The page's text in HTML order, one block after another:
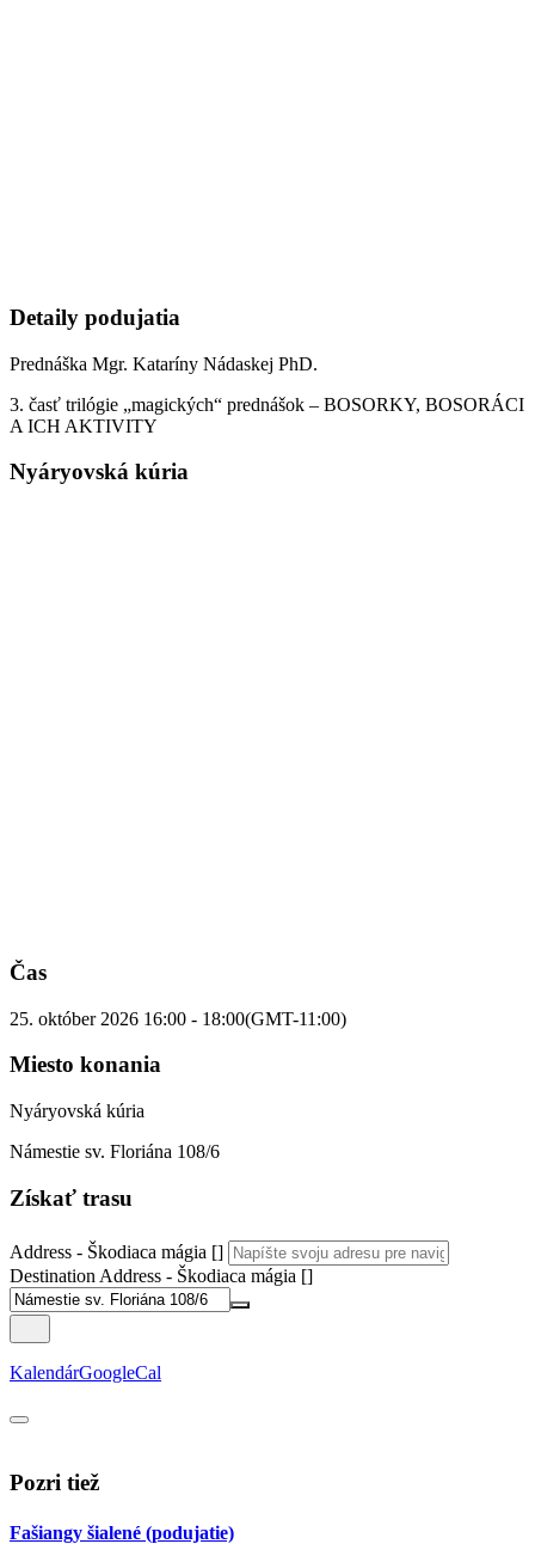
Detaily podujatia
Prednáška Mgr. Kataríny Nádaskej PhD.
3. časť trilógie „magických“ prednášok – BOSORKY, BOSORÁCI
A ICH AKTIVITY
Nyáryovská kúria
Čas
25. október 2026 16:00 - 18:00(GMT-11:00)
Miesto konania
Nyáryovská kúria
Námestie sv. Floriána 108/6
Získať trasu
Address - Škodiaca mágia []
Destination Address - Škodiaca mágia []
KalendárGoogleCal
Pozri tiež
Fašiangy šialené (podujatie)